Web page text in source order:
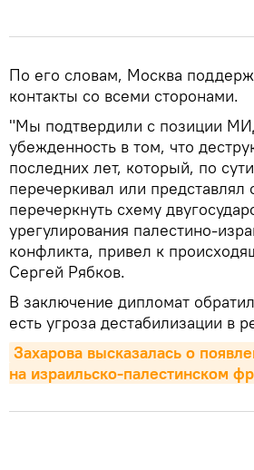
По его словам, Москва
контакты со всеми сторонами.
"Мы подтвердили с позиции
убежденность в том, что
последних лет, который, по
перечеркивал или представлял
перечеркнуть схему
урегулирования палестино-
конфликта, привел к
Сергей Рябков.
В заключение дипломат
есть угроза дестабилизации в
Захарова высказалась о
на израильско-палестинском